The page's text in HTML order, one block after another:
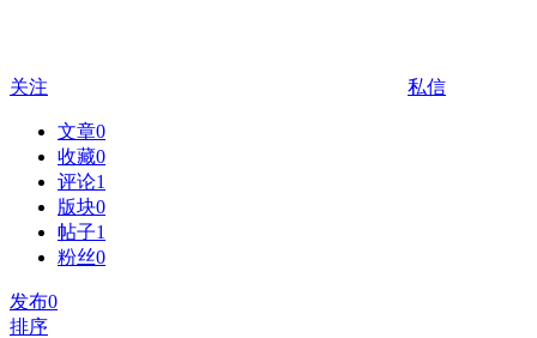
关注 私信
文章0
收藏0
评论1
版块0
帖子1
粉丝0
发布0
排序